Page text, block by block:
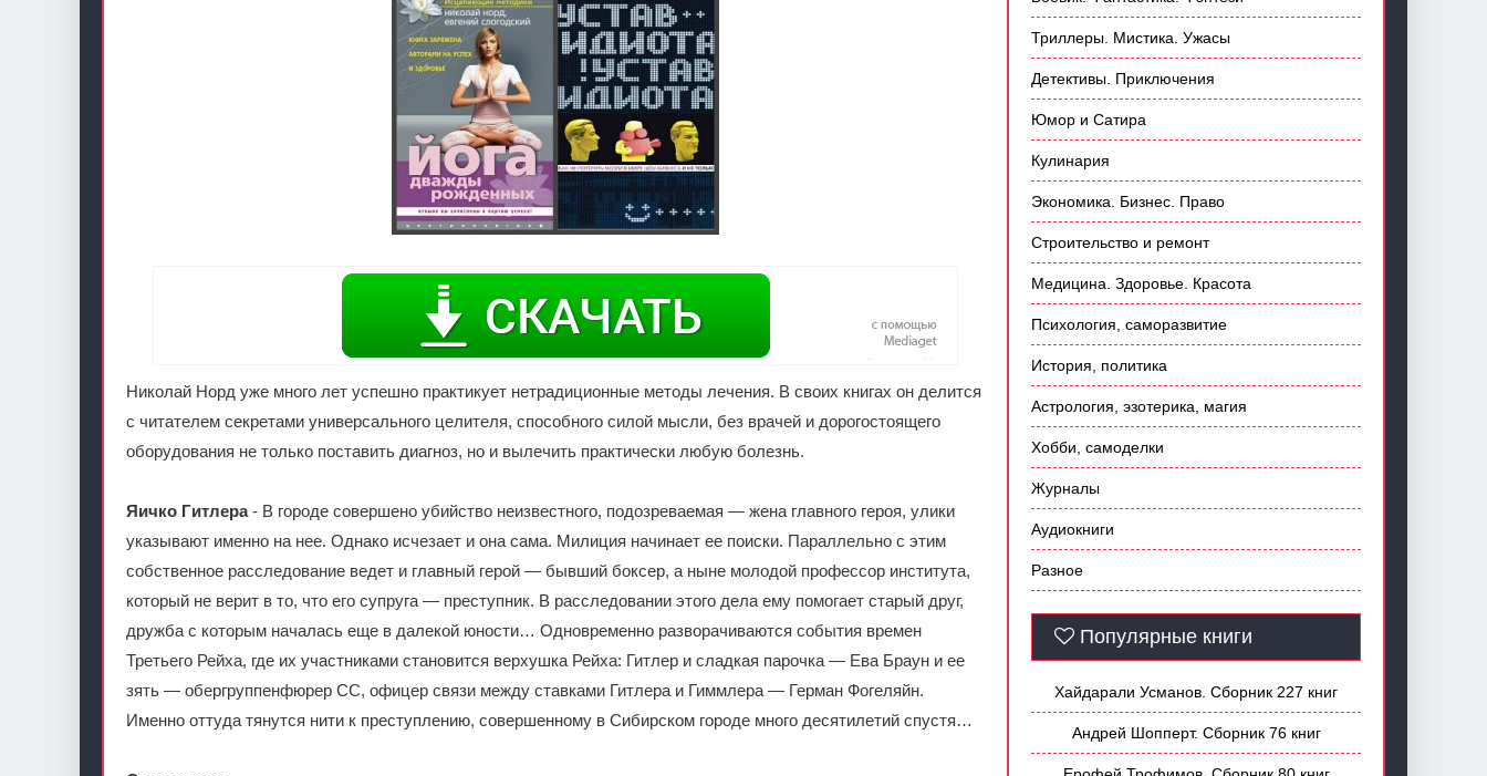
Николай Норд уже много лет успешно практикует нетрадиционные методы лечения. В своих книгах он делится
с читателем секретами универсального целителя, способного силой мысли, без врачей и дорогостоящего
оборудования не только поставить диагноз, но и вылечить практически любую болезнь.
Яичко Гитлера- В городе совершено убийство неизвестного, подозреваемая — жена главного героя, улики
указывают именно на нее. Однако исчезает и она сама. Милиция начинает ее поиски. Параллельно с этим
собственное расследование ведет и главный герой — бывший боксер, а ныне молодой профессор института,
который не верит в то, что его супруга — преступник. В расследовании этого дела ему помогает старый друг,
дружба с которым началась еще в далекой юности… Одновременно разворачиваются события времен
Третьего Рейха, где их участниками становится верхушка Рейха: Гитлер и сладкая парочка — Ева Браун и ее
зять — обергруппенфюрер СС, офицер связи между ставками Гитлера и Гиммлера — Герман Фогеляйн.
Именно оттуда тянутся нити к преступлению, совершенному в Сибирском городе много десятилетий спустя…
Триллеры. Мистика. Ужасы
Детективы. Приключения
Юмор и Сатира
Кулинария
Экономика. Бизнес. Право
Строительство и ремонт
Медицина. Здоровье. Красота
Психология, саморазвитие
История, политика
Астрология, эзотерика, магия
Хобби, самоделки
Журналы
Аудиокниги
Разное
Популярные книги
Хайдарали Усманов. Сборник 227 книг
Андрей Шопперт. Сборник 76 книг